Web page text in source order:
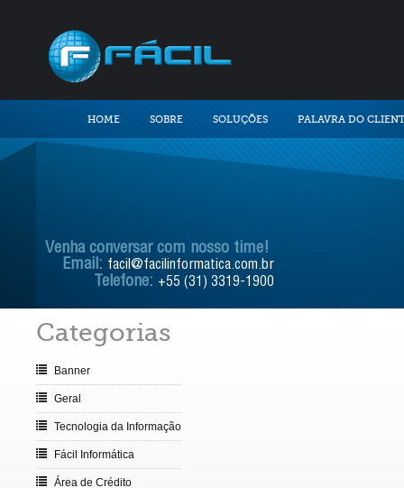
HOME SOBRE SOLUÇÕES PALAVRA DO
Venha conversar com nosso time!
Email: facil@facilinformatica.com.br
Telefone: +55 (31) 3319-1900
Categorias
Banner
Geral
Tecnologia da Informação
Fácil Informática
Área de Crédito